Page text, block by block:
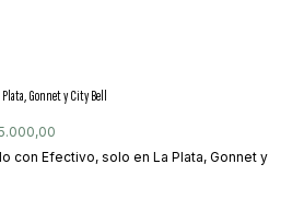
Plata, Gonnet y City Bell
con Efectivo, solo en La Plata, Gonnet y